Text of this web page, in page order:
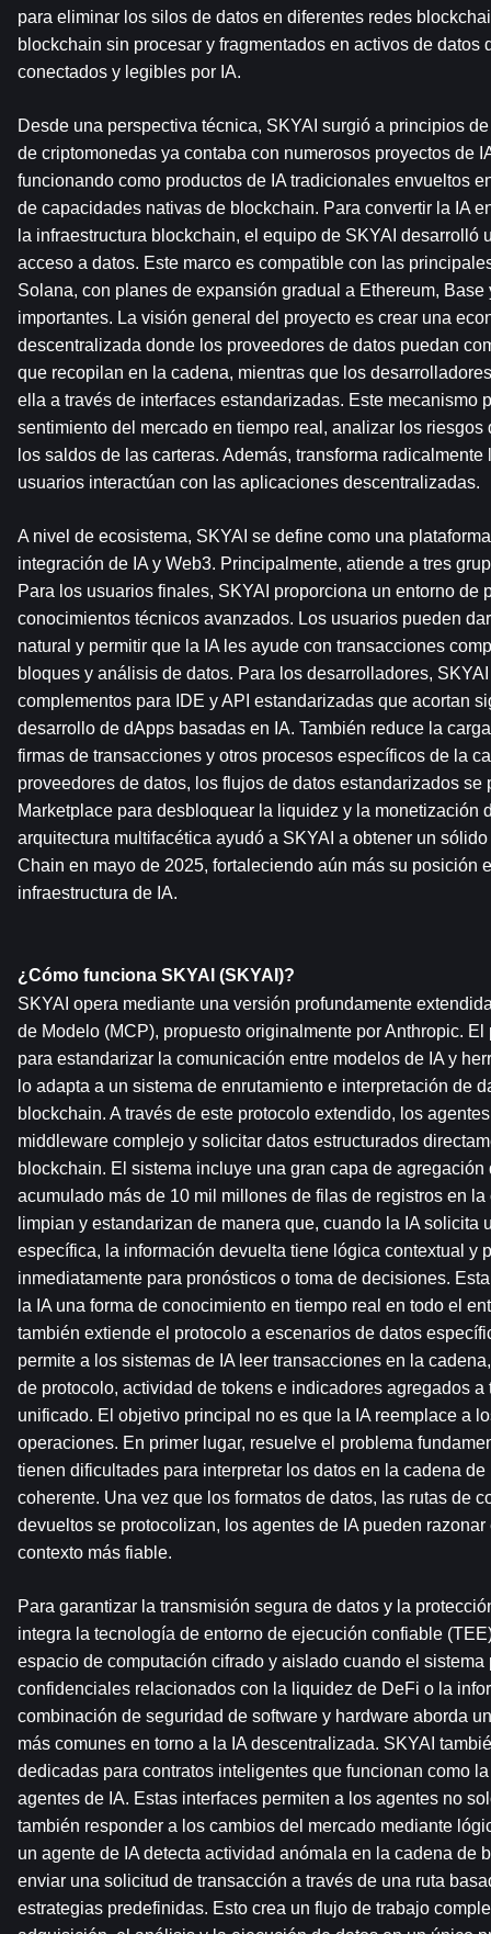
para eliminar los silos de datos en diferentes redes
blockchain sin procesar y fragmentados en activos de datos
conectados y legibles por IA.
Desde una perspectiva técnica, SKYAI surgió a principios
de criptomonedas ya contaba con numerosos proyectos de
funcionando como productos de IA tradicionales envueltos
de capacidades nativas de blockchain. Para convertir la IA
la infraestructura blockchain, el equipo de SKYAI desarrolló
acceso a datos. Este marco es compatible con las
Solana, con planes de expansión gradual a Ethereum,
importantes. La visión general del proyecto es crear una
descentralizada donde los proveedores de datos puedan
que recopilan en la cadena, mientras que los
ella a través de interfaces estandarizadas. Este mecanismo
sentimiento del mercado en tiempo real, analizar los riesgos
los saldos de las carteras. Además, transforma radicalmente
usuarios interactúan con las aplicaciones descentralizadas.
A nivel de ecosistema, SKYAI se define como una
integración de IA y Web3. Principalmente, atiende a tres
Para los usuarios finales, SKYAI proporciona un entorno de
conocimientos técnicos avanzados. Los usuarios pueden
natural y permitir que la IA les ayude con transacciones
bloques y análisis de datos. Para los desarrolladores,
complementos para IDE y API estandarizadas que acortan
desarrollo de dApps basadas en IA. También reduce la
firmas de transacciones y otros procesos específicos de la
proveedores de datos, los flujos de datos estandarizados se
Marketplace para desbloquear la liquidez y la monetización
arquitectura multifacética ayudó a SKYAI a obtener un
Chain en mayo de 2025, fortaleciendo aún más su posición
infraestructura de IA.
¿Cómo funciona SKYAI (SKYAI)?
SKYAI opera mediante una versión profundamente
de Modelo (MCP), propuesto originalmente por Anthropic.
para estandarizar la comunicación entre modelos de IA y
lo adapta a un sistema de enrutamiento e interpretación de
blockchain. A través de este protocolo extendido, los
middleware complejo y solicitar datos estructurados
blockchain. El sistema incluye una gran capa de agregación
acumulado más de 10 mil millones de filas de registros en
limpian y estandarizan de manera que, cuando la IA solicita
específica, la información devuelta tiene lógica contextual y
inmediatamente para pronósticos o toma de decisiones.
la IA una forma de conocimiento en tiempo real en todo el
también extiende el protocolo a escenarios de datos
permite a los sistemas de IA leer transacciones en la
de protocolo, actividad de tokens e indicadores agregados a
unificado. El objetivo principal no es que la IA reemplace a
operaciones. En primer lugar, resuelve el problema
tienen dificultades para interpretar los datos en la cadena
coherente. Una vez que los formatos de datos, las rutas de
devueltos se protocolizan, los agentes de IA pueden
contexto más fiable.
Para garantizar la transmisión segura de datos y la
integra la tecnología de entorno de ejecución confiable
espacio de computación cifrado y aislado cuando el sistema
confidenciales relacionados con la liquidez de DeFi o la
combinación de seguridad de software y hardware aborda
más comunes en torno a la IA descentralizada. SKYAI
dedicadas para contratos inteligentes que funcionan como
agentes de IA. Estas interfaces permiten a los agentes no
también responder a los cambios del mercado mediante
un agente de IA detecta actividad anómala en la cadena de
enviar una solicitud de transacción a través de una ruta
estrategias predefinidas. Esto crea un flujo de trabajo